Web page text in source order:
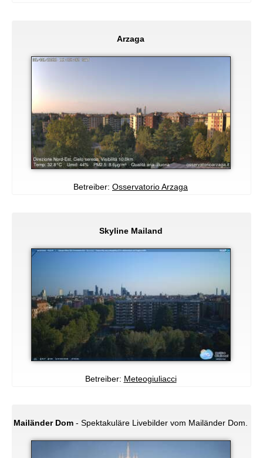
Arzaga
Betreiber: Osservatorio Arzaga
Skyline Mailand
Betreiber: Meteogiuliacci
Mailänder Dom - Spektakuläre Livebilder vom Mailänder Dom.